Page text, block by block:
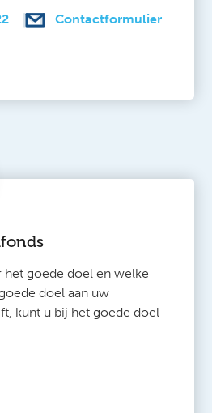
Contactformulier
het goede doel en welke
doel aan uw
kunt u bij het goede doel